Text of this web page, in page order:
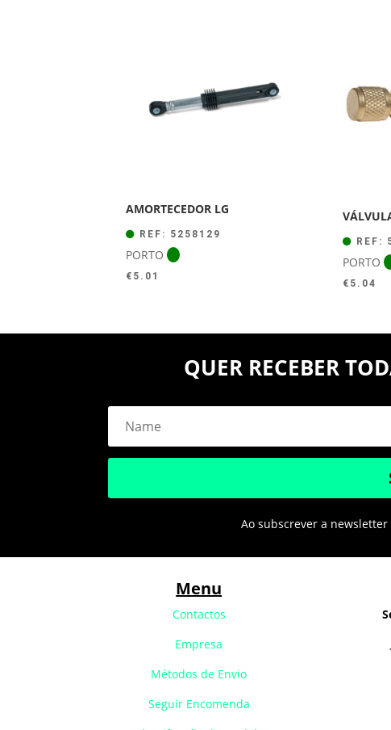
AMORTECEDOR LG
REF: 5258129
PORTO
€ 5.01
REF:
PORTO
€ 5.04
QUER RECEBER
Ao subscrever a
Menu
Contactos
Empresa
Métodos de Envio
Seguir Encomenda